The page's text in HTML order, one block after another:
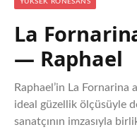
YÜKSEK RÖNESANS
La Fornarina
— Raphael
Raphael’in La Fornarina
ideal güzellik ölçüsüyle
sanatçının imzasıyla